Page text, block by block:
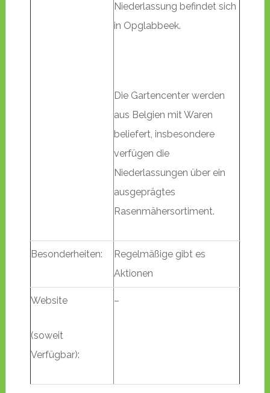
Niederlassung befindet sich
in Opglabbeek.
Die Gartencenter werden
aus Belgien mit Waren
beliefert, insbesondere
verfügen die
Niederlassungen über ein
ausgeprägtes
Rasenmähersortiment.
Besonderheiten:
Regelmäßige gibt es
Aktionen
Website
(soweit
Verfügbar):
–